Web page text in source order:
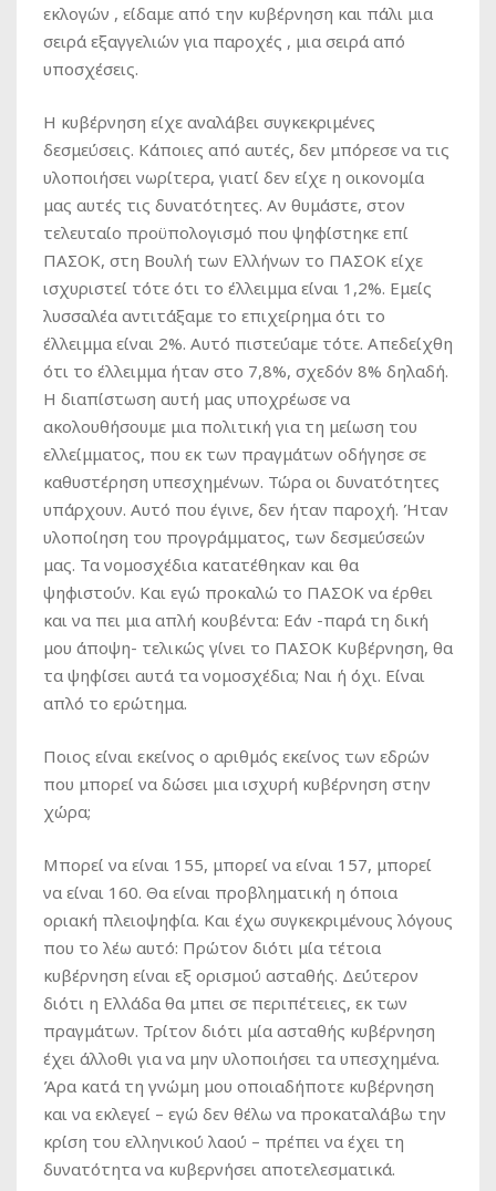
εκλογών , είδαμε από την κυβέρνηση και πάλι μια
σειρά εξαγγελιών για παροχές , μια σειρά από
υποσχέσεις.
Η κυβέρνηση είχε αναλάβει συγκεκριμένες
δεσμεύσεις. Κάποιες από αυτές, δεν μπόρεσε να τις
υλοποιήσει νωρίτερα, γιατί δεν είχε η οικονομία
μας αυτές τις δυνατότητες. Αν θυμάστε, στον
τελευταίο προϋπολογισμό που ψηφίστηκε επί
ΠΑΣΟΚ, στη Βουλή των Ελλήνων το ΠΑΣΟΚ είχε
ισχυριστεί τότε ότι το έλλειμμα είναι 1,2%. Εμείς
λυσσαλέα αντιτάξαμε το επιχείρημα ότι το
έλλειμμα είναι 2%. Αυτό πιστεύαμε τότε. Απεδείχθη
ότι το έλλειμμα ήταν στο 7,8%, σχεδόν 8% δηλαδή.
Η διαπίστωση αυτή μας υποχρέωσε να
ακολουθήσουμε μια πολιτική για τη μείωση του
ελλείμματος, που εκ των πραγμάτων οδήγησε σε
καθυστέρηση υπεσχημένων. Τώρα οι δυνατότητες
υπάρχουν. Αυτό που έγινε, δεν ήταν παροχή. Ήταν
υλοποίηση του προγράμματος, των δεσμεύσεών
μας. Τα νομοσχέδια κατατέθηκαν και θα
ψηφιστούν. Και εγώ προκαλώ το ΠΑΣΟΚ να έρθει
και να πει μια απλή κουβέντα: Εάν -παρά τη δική
μου άποψη- τελικώς γίνει το ΠΑΣΟΚ Κυβέρνηση, θα
τα ψηφίσει αυτά τα νομοσχέδια; Ναι ή όχι. Είναι
απλό το ερώτημα.
Ποιος είναι εκείνος ο αριθμός εκείνος των εδρών
που μπορεί να δώσει μια ισχυρή κυβέρνηση στην
χώρα;
Μπορεί να είναι 155, μπορεί να είναι 157, μπορεί
να είναι 160. Θα είναι προβληματική η όποια
οριακή πλειοψηφία. Και έχω συγκεκριμένους λόγους
που το λέω αυτό: Πρώτον διότι μία τέτοια
κυβέρνηση είναι εξ ορισμού ασταθής. Δεύτερον
διότι η Ελλάδα θα μπει σε περιπέτειες, εκ των
πραγμάτων. Τρίτον διότι μία ασταθής κυβέρνηση
έχει άλλοθι για να μην υλοποιήσει τα υπεσχημένα.
Άρα κατά τη γνώμη μου οποιαδήποτε κυβέρνηση
και να εκλεγεί – εγώ δεν θέλω να προκαταλάβω την
κρίση του ελληνικού λαού – πρέπει να έχει τη
δυνατότητα να κυβερνήσει αποτελεσματικά.